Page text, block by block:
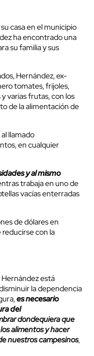
casa en el municipio
ha encontrado una
su familia y sus
Hernández, ex-
tomates, frijoles,
varias frutas, con los
de la alimentación de
llamado
en cualquier
y al mismo
trabaja en uno de
vacías enterradas
de dólares en
con la
está
la dependencia
es necesario
del
dondequiera que
alimentos y hacer
nuestros campesinos,